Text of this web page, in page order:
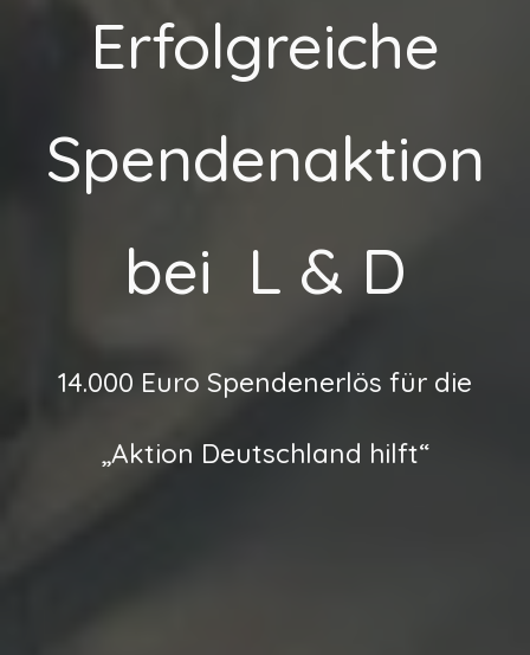
Erfolgreiche
Spendenaktion
bei L & D
14.000 Euro Spendenerlös für die
„Aktion Deutschland hilft“